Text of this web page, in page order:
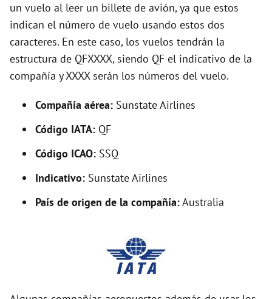
e
o
un vuelo al leer un billete de avión, ya que estos
indican el número de vuelo usando estos dos
caracteres. En este caso, los vuelos tendrán la
estructura de QFXXXX, siendo QF el indicativo de la
compañía y XXXX serán los números del vuelo.
Compañía aérea: Sunstate Airlines
Código IATA: QF
Código ICAO: SSQ
Indicativo: Sunstate Airlines
País de origen de la compañía:Australia